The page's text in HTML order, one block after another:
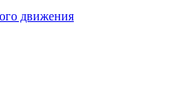
движения